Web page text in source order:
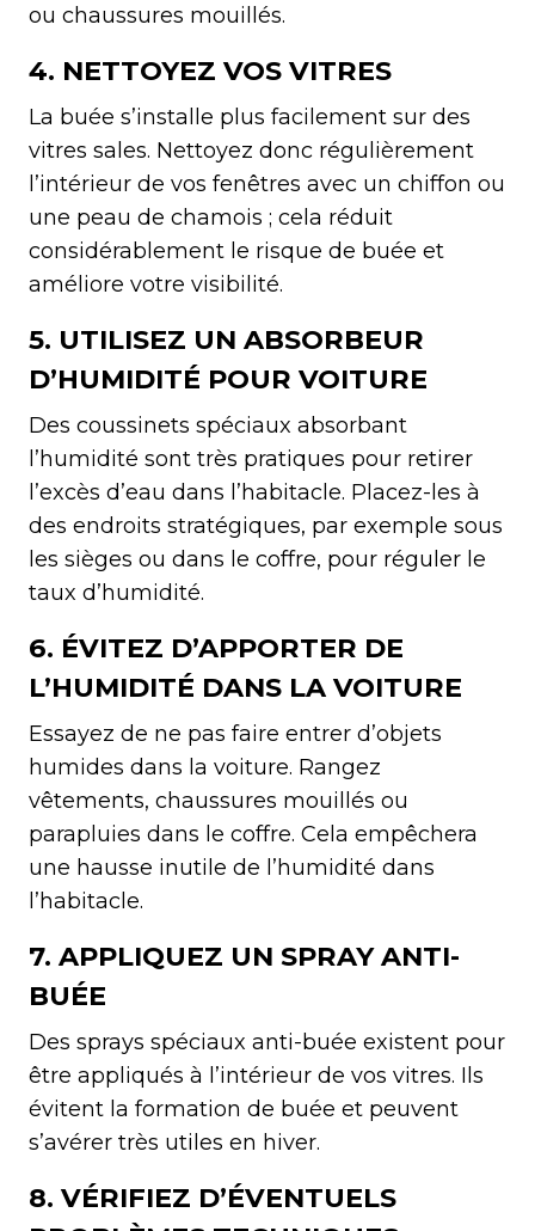
ou chaussures mouillés.
4. NETTOYEZ VOS VITRES
La buée s’installe plus facilement sur des
vitres sales. Nettoyez donc régulièrement
l’intérieur de vos fenêtres avec un chiffon ou
une peau de chamois ; cela réduit
considérablement le risque de buée et
améliore votre visibilité.
5. UTILISEZ UN ABSORBEUR
D’HUMIDITÉ POUR VOITURE
Des coussinets spéciaux absorbant
l’humidité sont très pratiques pour retirer
l’excès d’eau dans l’habitacle. Placez-les à
des endroits stratégiques, par exemple sous
les sièges ou dans le coffre, pour réguler le
taux d’humidité.
6. ÉVITEZ D’APPORTER DE
L’HUMIDITÉ DANS LA VOITURE
Essayez de ne pas faire entrer d’objets
humides dans la voiture. Rangez
vêtements, chaussures mouillés ou
parapluies dans le coffre. Cela empêchera
une hausse inutile de l’humidité dans
l’habitacle.
7. APPLIQUEZ UN SPRAY ANTI-
BUÉE
Des sprays spéciaux anti-buée existent pour
être appliqués à l’intérieur de vos vitres. Ils
évitent la formation de buée et peuvent
s’avérer très utiles en hiver.
8. VÉRIFIEZ D’ÉVENTUELS